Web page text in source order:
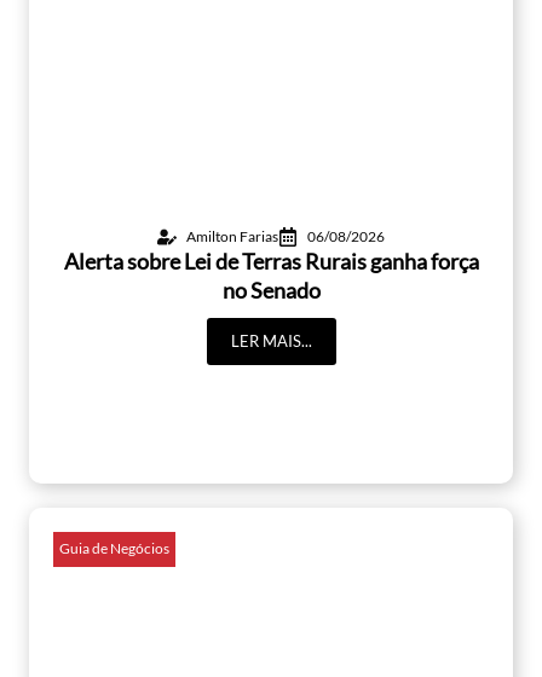
Amilton Farias 06/08/2026
Alerta sobre Lei de Terras Rurais ganha força
no Senado
LER MAIS...
Guia de Negócios